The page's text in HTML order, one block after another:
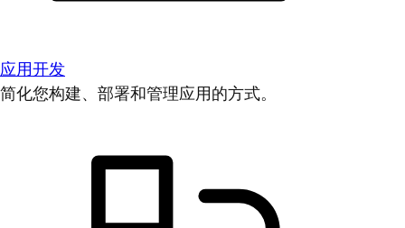
应用开发
简化您构建、部署和管理应用的方式。